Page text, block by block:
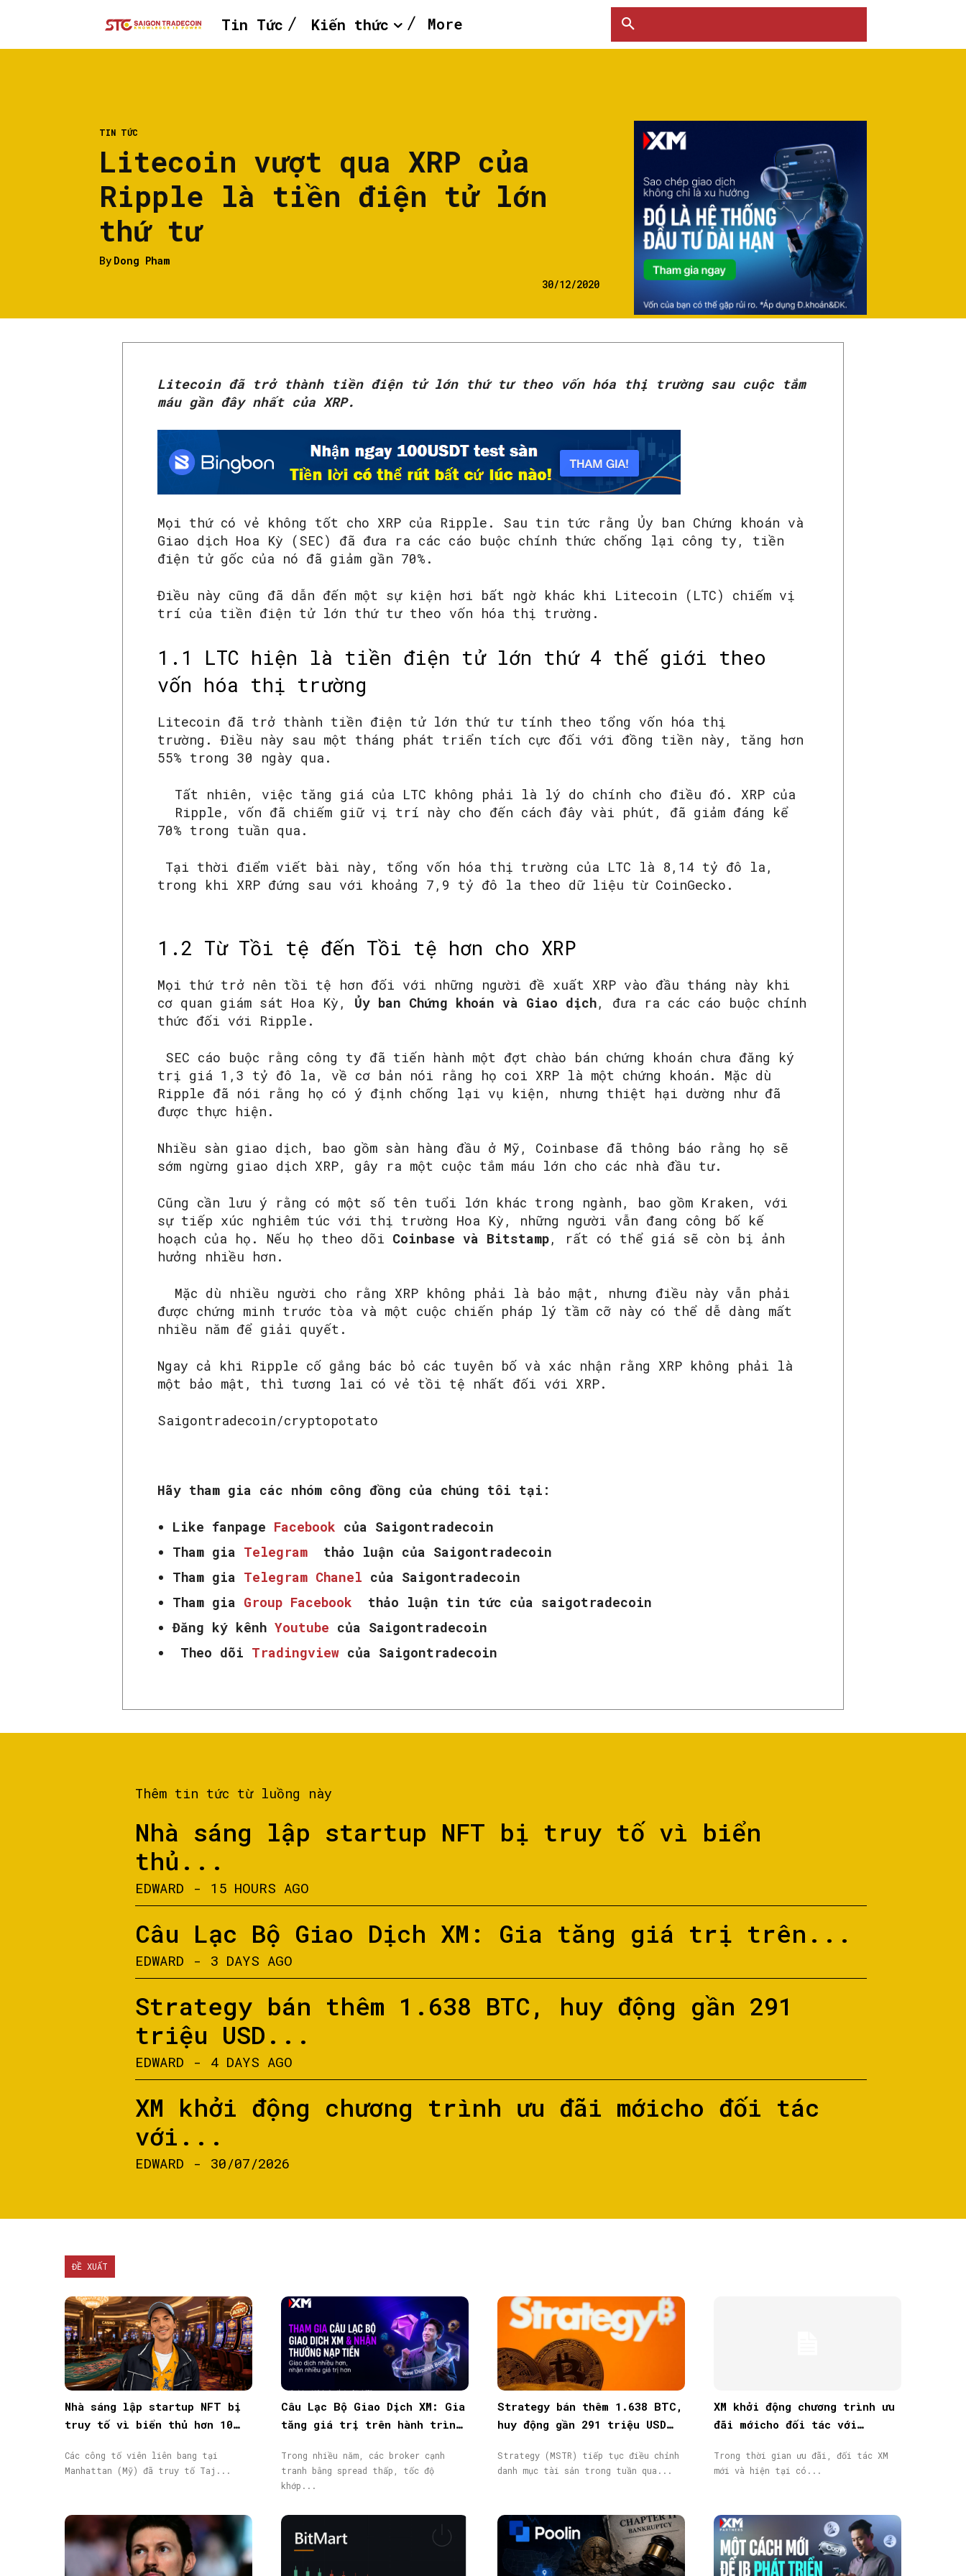
Tin Tức Kiến thức More
TIN TỨC
Litecoin vượt qua XRP của
Ripple là tiền điện tử lớn
thứ tư
By Dong Pham
30/12/2020
Litecoin đã trở thành tiền điện tử lớn thứ tư theo vốn hóa thị trường sau cuộc tắm
máu gần đây nhất của XRP.
Mọi thứ có vẻ không tốt cho XRP của Ripple. Sau tin tức rằng Ủy ban Chứng khoán và
Giao dịch Hoa Kỳ (SEC) đã đưa ra các cáo buộc chính thức chống lại công ty, tiền
điện tử gốc của nó đã giảm gần 70%.
Điều này cũng đã dẫn đến một sự kiện hơi bất ngờ khác khi Litecoin (LTC) chiếm vị
trí của tiền điện tử lớn thứ tư theo vốn hóa thị trường.
1.1 LTC hiện là tiền điện tử lớn thứ 4 thế giới theo
vốn hóa thị trường
Litecoin đã trở thành tiền điện tử lớn thứ tư tính theo tổng vốn hóa thị
trường. Điều này sau một tháng phát triển tích cực đối với đồng tiền này, tăng hơn
55% trong 30 ngày qua.
Tất nhiên, việc tăng giá của LTC không phải là lý do chính cho điều đó. XRP của
Ripple, vốn đã chiếm giữ vị trí này cho đến cách đây vài phút, đã giảm đáng kể
70% trong tuần qua.
Tại thời điểm viết bài này, tổng vốn hóa thị trường của LTC là 8,14 tỷ đô la,
trong khi XRP đứng sau với khoảng 7,9 tỷ đô la theo dữ liệu từ CoinGecko.
1.2 Từ Tồi tệ đến Tồi tệ hơn cho XRP
Mọi thứ trở nên tồi tệ hơn đối với những người đề xuất XRP vào đầu tháng này khi
cơ quan giám sát Hoa Kỳ, Ủy ban Chứng khoán và Giao dịch, đưa ra các cáo buộc chính
thức đối với Ripple.
SEC cáo buộc rằng công ty đã tiến hành một đợt chào bán chứng khoán chưa đăng ký
trị giá 1,3 tỷ đô la, về cơ bản nói rằng họ coi XRP là một chứng khoán. Mặc dù
Ripple đã nói rằng họ có ý định chống lại vụ kiện, nhưng thiệt hại dường như đã
được thực hiện.
Nhiều sàn giao dịch, bao gồm sàn hàng đầu ở Mỹ, Coinbase đã thông báo rằng họ sẽ
sớm ngừng giao dịch XRP, gây ra một cuộc tắm máu lớn cho các nhà đầu tư.
Cũng cần lưu ý rằng có một số tên tuổi lớn khác trong ngành, bao gồm Kraken, với
sự tiếp xúc nghiêm túc với thị trường Hoa Kỳ, những người vẫn đang công bố kế
hoạch của họ. Nếu họ theo dõi Coinbase và Bitstamp, rất có thể giá sẽ còn bị ảnh
hưởng nhiều hơn.
Mặc dù nhiều người cho rằng XRP không phải là bảo mật, nhưng điều này vẫn phải
được chứng minh trước tòa và một cuộc chiến pháp lý tầm cỡ này có thể dễ dàng mất
nhiều năm để giải quyết.
Ngay cả khi Ripple cố gắng bác bỏ các tuyên bố và xác nhận rằng XRP không phải là
một bảo mật, thì tương lai có vẻ tồi tệ nhất đối với XRP.
Saigontradecoin/cryptopotato
Hãy tham gia các nhóm công đồng của chúng tôi tại:
Like fanpage Facebook của Saigontradecoin
Tham gia Telegram
thảo luận của Saigontradecoin
Tham gia Telegram Chanel của Saigontradecoin
Tham gia Group Facebook
thảo luận tin tức của saigotradecoin
Đăng ký kênh Youtube của Saigontradecoin
Theo dõi Tradingview của Saigontradecoin
Thêm tin tức từ luồng này
Nhà sáng lập startup NFT bị truy tố vì biển
thủ...
EDWARD - 15 HOURS AGO
Câu Lạc Bộ Giao Dịch XM: Gia tăng giá trị trên...
EDWARD - 3 DAYS AGO
Strategy bán thêm 1.638 BTC, huy động gần 291
triệu USD...
EDWARD - 4 DAYS AGO
XM khởi động chương trình ưu đãi mớicho đối tác
với...
EDWARD - 30/07/2026
ĐỀ XUẤT
Nhà sáng lập startup NFT bị
truy tố vì biển thủ hơn 10
Các công tố viên liên bang tại
Manhattan (Mỹ) đã truy tố Taj...
Câu Lạc Bộ Giao Dịch XM: Gia
tăng giá trị trên hành trình
Trong nhiều năm, các broker cạnh
tranh bằng spread thấp, tốc độ
khớp...
Strategy bán thêm 1.638 BTC,
huy động gần 291 triệu USD
Strategy (MSTR) tiếp tục điều chỉnh
danh mục tài sản trong tuần qua...
XM khởi động chương trình ưu
đãi mớicho đối tác với
40.000$
Trong thời gian ưu đãi, đối tác XM
mới và hiện tại có...